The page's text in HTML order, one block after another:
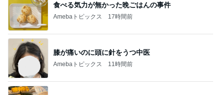
食べる気力が無かった晩ごはんの事件
Amebaトピックス 17時間前
膝が痛いのに頭に針をうつ中医
Amebaトピックス 11時間前